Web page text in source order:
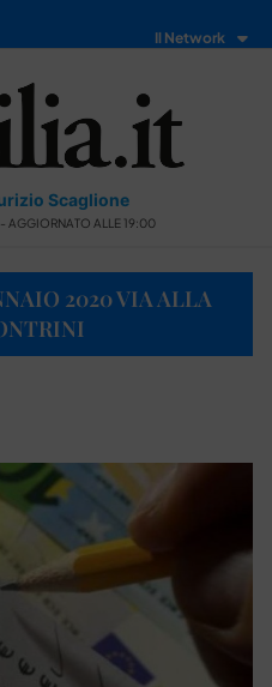
Il Network
Scaglione
AGGIORNATO ALLE 19:00
2020 VIA ALLA